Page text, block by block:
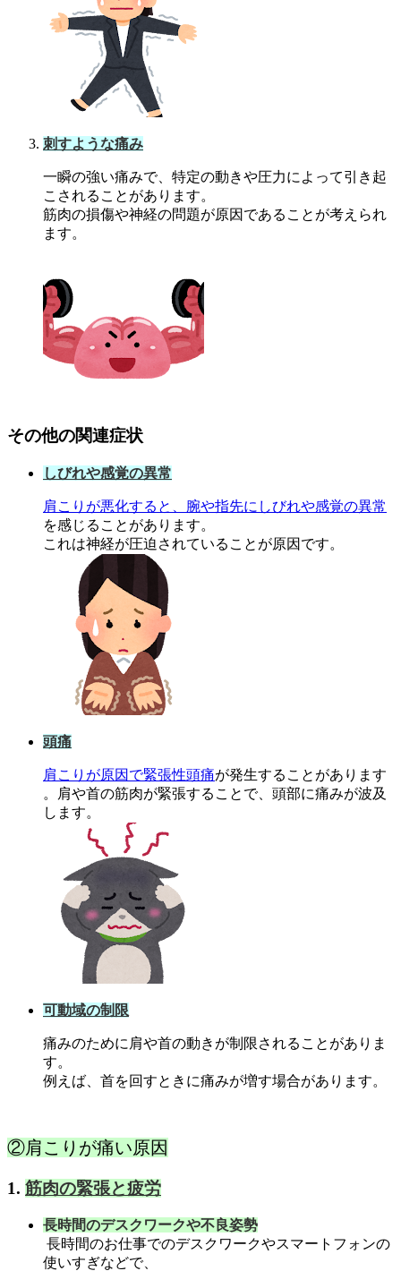
刺すような痛み
一瞬の強い痛みで、特定の動きや圧力によって引き起
こされることがあります。
筋肉の損傷や神経の問題が原因であることが考えられ
ます。
その他の関連症状
しびれや感覚の異常
肩こりが悪化すると、腕や指先にしびれや感覚の異常
を感じることがあります。
これは神経が圧迫されていることが原因です。
頭痛
肩こりが原因で緊張性頭痛が発生することがあります
。肩や首の筋肉が緊張することで、頭部に痛みが波及
します。
可動域の制限
痛みのために肩や首の動きが制限されることがありま
す。
例えば、首を回すときに痛みが増す場合があります。
②肩こりが痛い原因
1. 筋肉の緊張と疲労
長時間のデスクワークや不良姿勢
長時間のお仕事でのデスクワークやスマートフォンの
使いすぎなどで、